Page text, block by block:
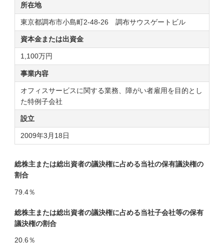
所在地
東京都調布市小島町2-48-26 調布サウスゲートビル
資本金または出資金
1,100万円
事業内容
オフィスサービスに関する業務、障がい者雇用を目的とし
た特例子会社
設立
2009年3月18日
総株主または総出資者の議決権に占める当社の保有議決権の
割合
79.4％
総株主または総出資者の議決権に占める当社子会社等の保有
議決権の割合
20.6％